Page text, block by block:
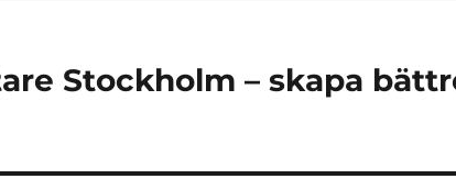
Stockholm – skapa